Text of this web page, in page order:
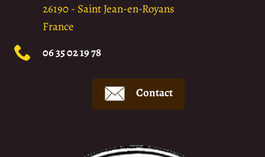
26190- Saint Jean-en-Royans
France
06 35 02 19 78
Contact